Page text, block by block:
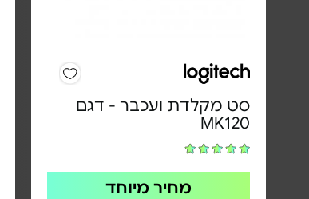
סט מקלדת ועכבר - דגם
MK120
מחיר מיוחד